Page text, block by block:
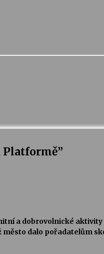
Platformě”
a dobrovolnické
město dalo pořadatelům